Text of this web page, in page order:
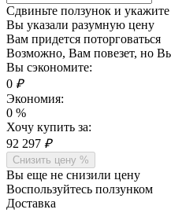
Сдвиньте ползунок и
Вы указали разумную цену
Вам придется поторговаться
Возможно, Вам повезет, но
Вы сэкономите:
0 ₽
Экономия:
0 %
Хочу купить за:
92 297 ₽
Снизить цену %
Вы еще не снизили цену
Воспользуйтесь ползунком
Доставка